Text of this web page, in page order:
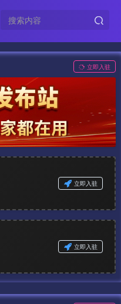
立即入驻
立即入驻
立即入驻